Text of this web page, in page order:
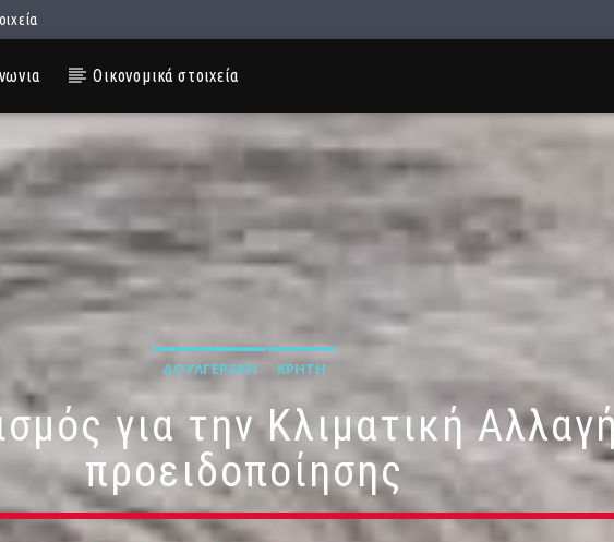
Οικονομικά στοιχεία
ΔΟΥΛΓΕΡΆΚΗ ΚΡΉΤΗ
για την Κλιματική
προειδοποίησης